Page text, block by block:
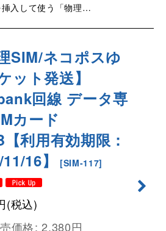
挿入して使う「物理…
SIM/ネコポスゆ
ット発送】
回線 データ専
カード
利用有効期限：
16】
[SIM-117]
(税込)
価格: 2,380円